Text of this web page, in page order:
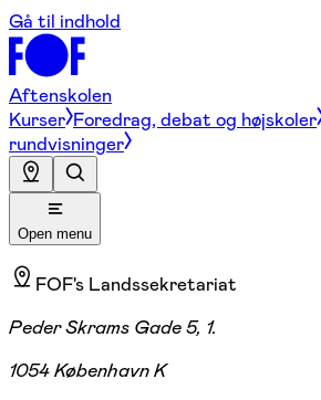
Gå til indhold
Aftenskolen
Kurser Foredrag, debat og højskoler
rundvisninger
Open menu
FOF's Landssekretariat
Peder Skrams Gade 5, 1.
1054 København K